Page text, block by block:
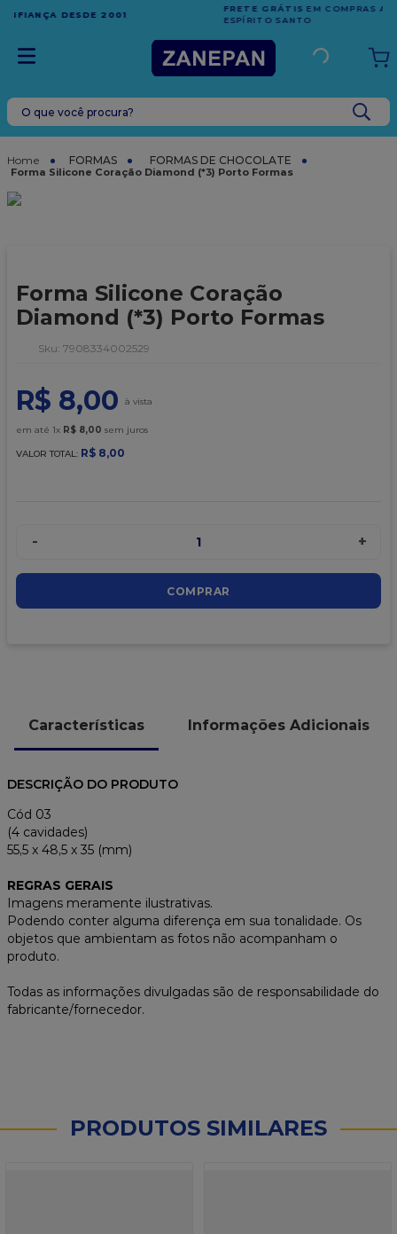
EM COMPRAS ACIMA DE R$1.000,00 PARA O
ESPÍRITO SANTO
O que você procura?
FORMAS FORMAS DE CHOCOLATE
Forma Silicone Coração Diamond (*3) Porto Formas
Forma Silicone Coração
Diamond (*3) Porto Formas
: 7908334002529
R$ 8,00
em até 1x R$ 8,00 sem juros
VALOR TOTAL: R$ 8,00
- 1 +
COMPRAR
Características Informações Adicionais
DESCRIÇÃO DO PRODUTO
Cód 03
(4 cavidades)
55,5 x 48,5 x 35 (mm)
REGRAS GERAIS
Imagens meramente ilustrativas.
Podendo conter alguma diferença em sua tonalidade. Os
objetos que ambientam as fotos não acompanham o
produto.
Todas as informações divulgadas são de responsabilidade do
fabricante/fornecedor.
PRODUTOS SIMILARES
TERMOS MAIS BUSCADOS
caixa
6º
9º
caixa kraft
10º chocolate